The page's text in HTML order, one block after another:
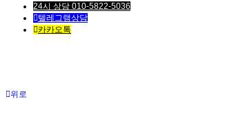
24시 상담 010-5822-5036
텔레그램상담
카카오톡
위로